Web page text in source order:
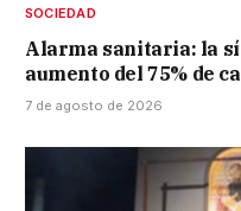
SOCIEDAD
Alarma sanitaria: la
aumento del 75% de
7 de agosto de 2026